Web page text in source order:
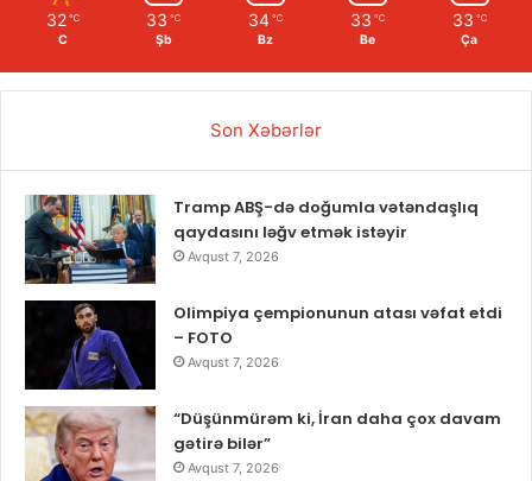
32 ℃
C
33 ℃
Şb
34 ℃
Bz
33 ℃
Be
33 ℃
Ça
Son Xəbərlər
Tramp ABŞ-də doğumla vətəndaşlıq
qaydasını ləğv etmək istəyir
Avqust 7, 2026
Olimpiya çempionunun atası vəfat etdi
– FOTO
Avqust 7, 2026
“Düşünmürəm ki, İran daha çox davam
gətirə bilər”
Avqust 7, 2026